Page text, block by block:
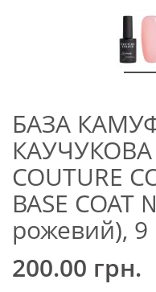
БАЗА
COUTURE
BASE COAT
рожевий), 9
200.00 грн.